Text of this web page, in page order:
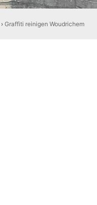
›Graffiti reinigen Woudrichem